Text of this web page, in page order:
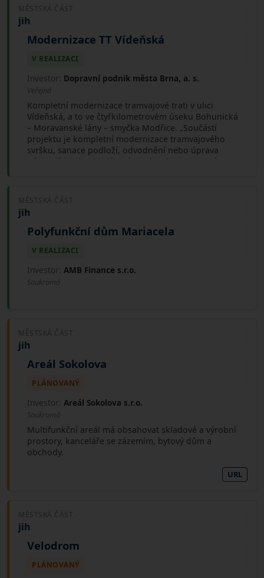
MĚSTSKÁ ČÁST
jih
Modernizace TT Vídeňská
V REALIZACI
Investor: Dopravní podnik města Brna, a. s.
Veřejná
Kompletní modernizace tramvajové trati v ulici
Vídeňská, a to ve čtyřkilometrovém úseku Bohunická
– Moravanské lány – smyčka Modřice. „Součástí
projektu je kompletní modernizace tramvajového
svršku, sanace podloží, odvodnění nebo úprava
nástupišť na bezbariérové. Bude zde zcela nový
daném úseku a tím i zkrácení dojezdových časů,“
Předpokládané náklady činí 282 miliónů Kč, projekt
bude spolufinancován z Operačního programu
Doprava 3.
MĚSTSKÁ ČÁST
jih
Polyfunkční dům Mariacela
V REALIZACI
Investor: AMB Finance s.r.o.
Soukromá
MĚSTSKÁ ČÁST
jih
Areál Sokolova
PLÁNOVANÝ
Investor: Areál Sokolova s.r.o.
Soukromá
Multifunkční areál má obsahovat skladové a výrobní
prostory, kanceláře se zázemím, bytový dům a
obchody.
URL
MĚSTSKÁ ČÁST
jih
Velodrom
PLÁNOVANÝ